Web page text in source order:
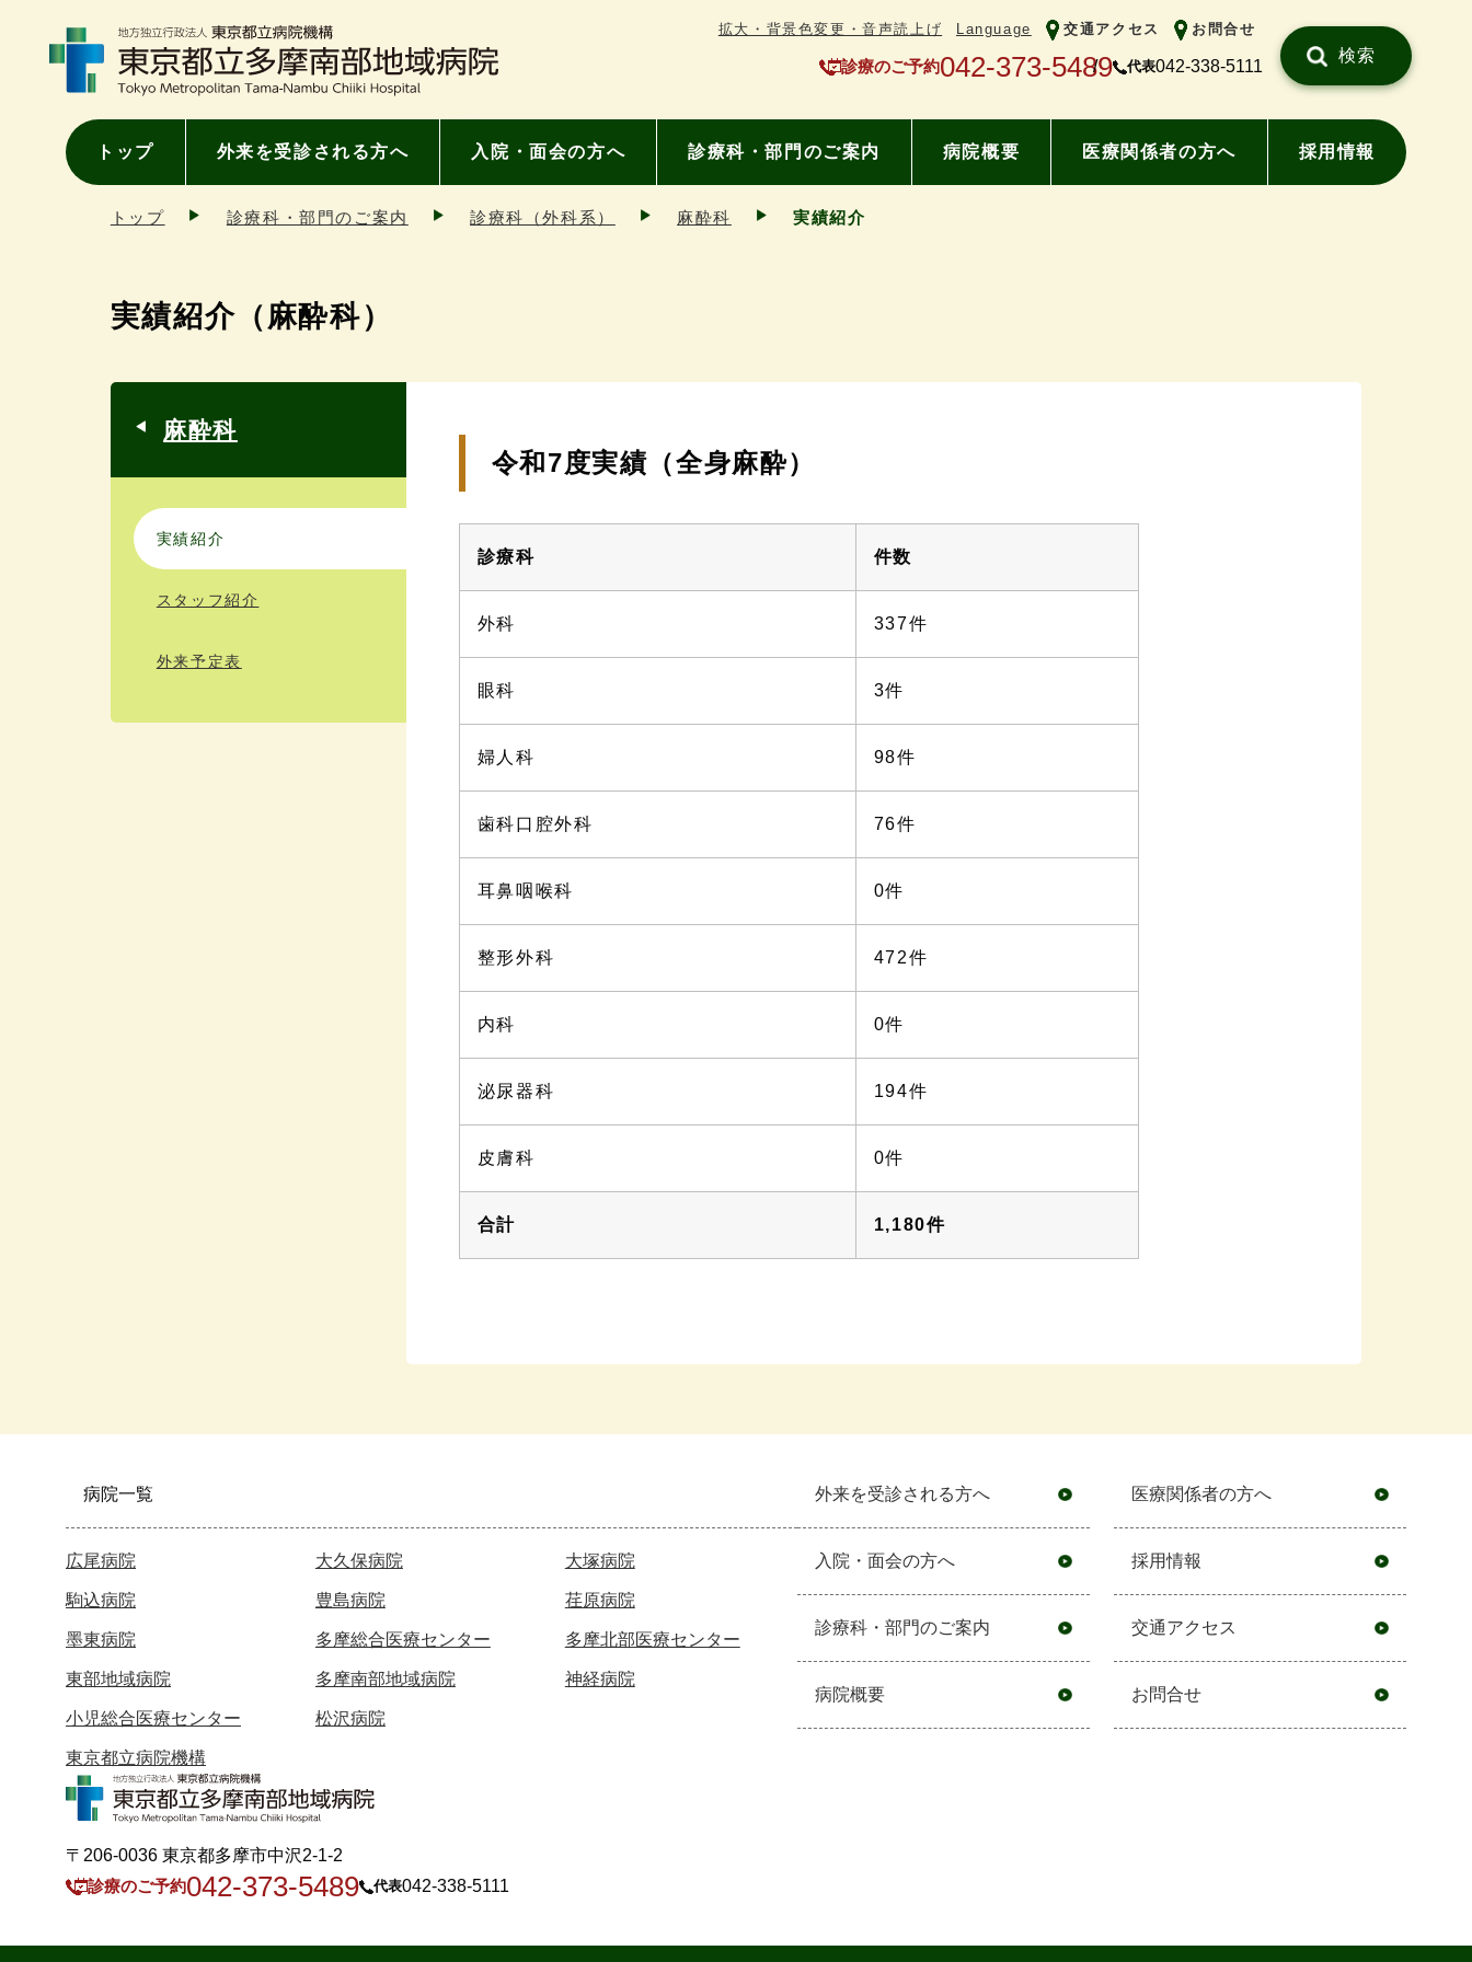
拡大・背景色変更・音声読上げ Language 交通アクセス お問合せ
診療のご予約042-373-5489 代表042-338-5111
検索
トップ 外来を受診される方へ 入院・面会の方へ 診療科・部門のご案内 病院概要 医療関係者の方へ 採用情報
トップ 診療科・部門のご案内 診療科（外科系） 麻酔科 実績紹介
実績紹介（麻酔科）
令和7度実績（全身麻酔）
診療科 件数
外科 337件
眼科 3件
婦人科 98件
歯科口腔外科 76件
耳鼻咽喉科 0件
整形外科 472件
内科 0件
泌尿器科 194件
皮膚科 0件
合計 1,180件
麻酔科
実績紹介
スタッフ紹介
外来予定表
病院一覧
広尾病院 大久保病院 大塚病院
駒込病院 豊島病院 荏原病院
墨東病院 多摩総合医療センター 多摩北部医療センター
東部地域病院 多摩南部地域病院 神経病院
小児総合医療センター 松沢病院
東京都立病院機構
外来を受診される方へ
入院・面会の方へ
診療科・部門のご案内
病院概要
医療関係者の方へ
採用情報
交通アクセス
お問合せ
〒206-0036 東京都多摩市中沢2-1-2
診療のご予約042-373-5489 代表042-338-5111